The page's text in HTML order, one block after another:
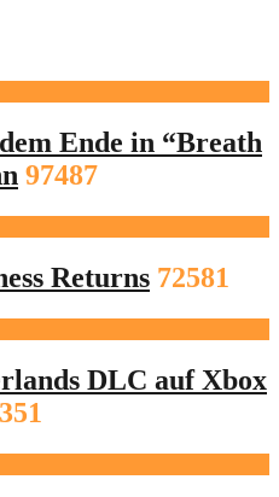
Ende in “Breath
97487
Returns 72581
DLC auf Xbox